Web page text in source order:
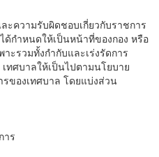
ะความรับผิดชอบเกี่ยวกับราชการ
ด้กำหนดให้เป็นหน้าที่ของกอง หรือ
ะรวมทั้งกำกับและเร่งรัดการ
ทศบาลให้เป็นไปตามนโยบาย
ของเทศบาล โดยแบ่งส่วน
าร